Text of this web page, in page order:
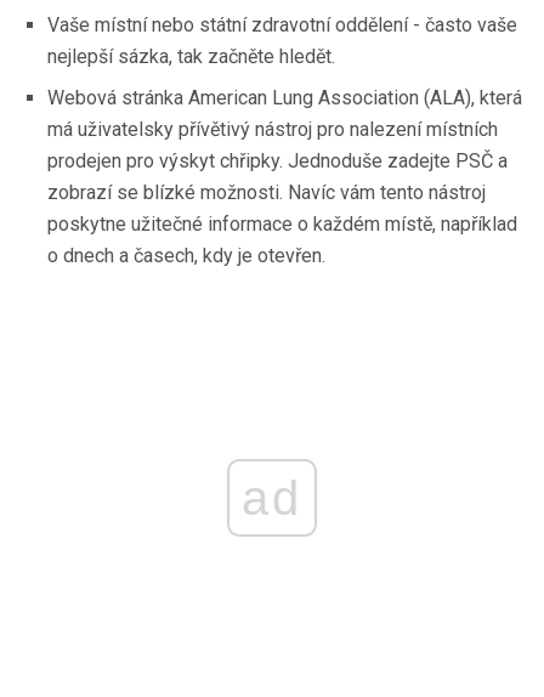
Vaše místní nebo státní zdravotní oddělení - často vaše
nejlepší sázka, tak začněte hledět.
Webová stránka American Lung Association (ALA), která
má uživatelsky přívětivý nástroj pro nalezení místních
prodejen pro výskyt chřipky. Jednoduše zadejte PSČ a
zobrazí se blízké možnosti. Navíc vám tento nástroj
poskytne užitečné informace o každém místě, například
o dnech a časech, kdy je otevřen.
ad